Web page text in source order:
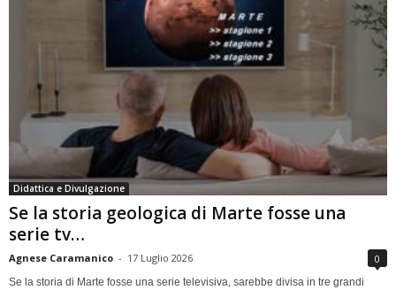
Didattica e Divulgazione
Se la storia geologica di Marte fosse una
serie tv…
Agnese Caramanico - 17 Luglio 2026 0
Se la storia di Marte fosse una serie televisiva, sarebbe divisa in tre grandi